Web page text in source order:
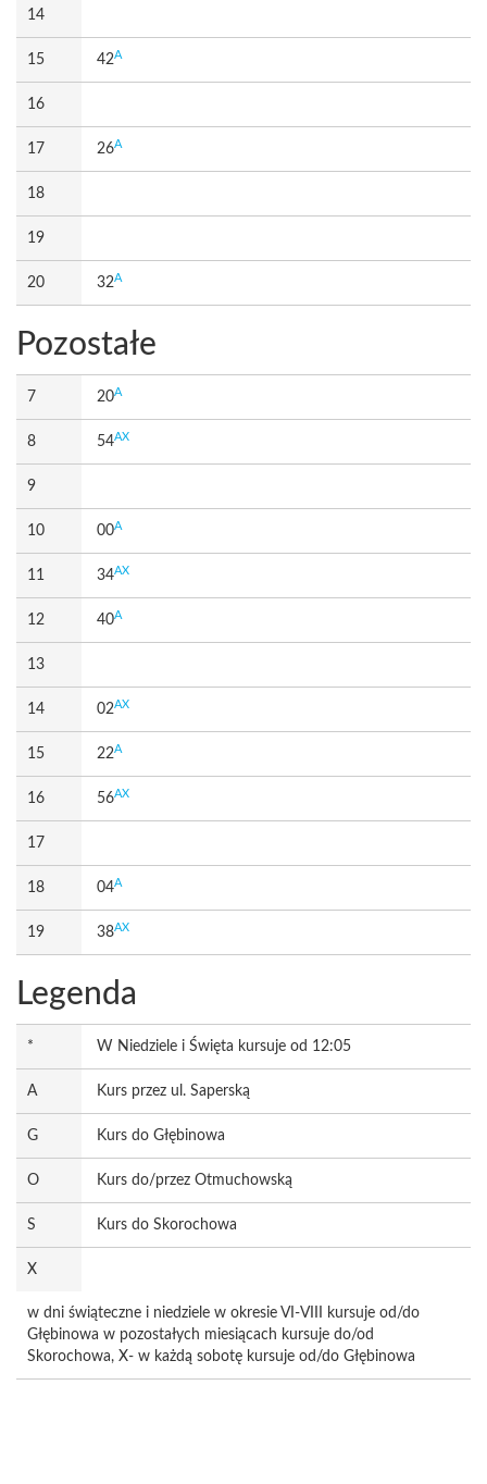
14
15 42A
16
17 26A
18
19
20 32A
Pozostałe
7 20A
8 54AX
9
10 00A
11 34AX
12 40A
13
14 02AX
15 22A
16 56AX
17
18 04A
19 38AX
Legenda
* W Niedziele i Święta kursuje od 12:05
A Kurs przez ul. Saperską
G Kurs do Głębinowa
O Kurs do/przez Otmuchowską
S Kurs do Skorochowa
X
w dni świąteczne i niedziele w okresie VI-VIII kursuje od/do
Głębinowa w pozostałych miesiącach kursuje do/od
Skorochowa, X- w każdą sobotę kursuje od/do Głębinowa